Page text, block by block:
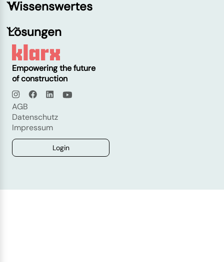
Wissenswertes
Lösungen
Empowering the future
of construction
AGB
Datenschutz
Impressum
Login